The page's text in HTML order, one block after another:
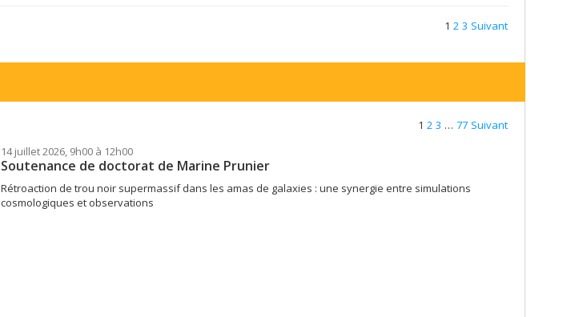
1 2 3 Suivant
1 2 3 … 77 Suivant
14 juillet 2026, 9h00 à 12h00
Soutenance de doctorat de Marine Prunier
Rétroaction de trou noir supermassif dans les amas de galaxies : une synergie entre simulations
cosmologiques et observations